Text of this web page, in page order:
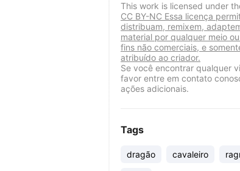
This work is licensed under
CC BY-NC Essa licença
distribuam, remixem,
material por qualquer meio
fins não comerciais, e
atribuído ao criador.
Se você encontrar qualquer
favor entre em contato
ações adicionais.
Tags
dragão cavaleiro